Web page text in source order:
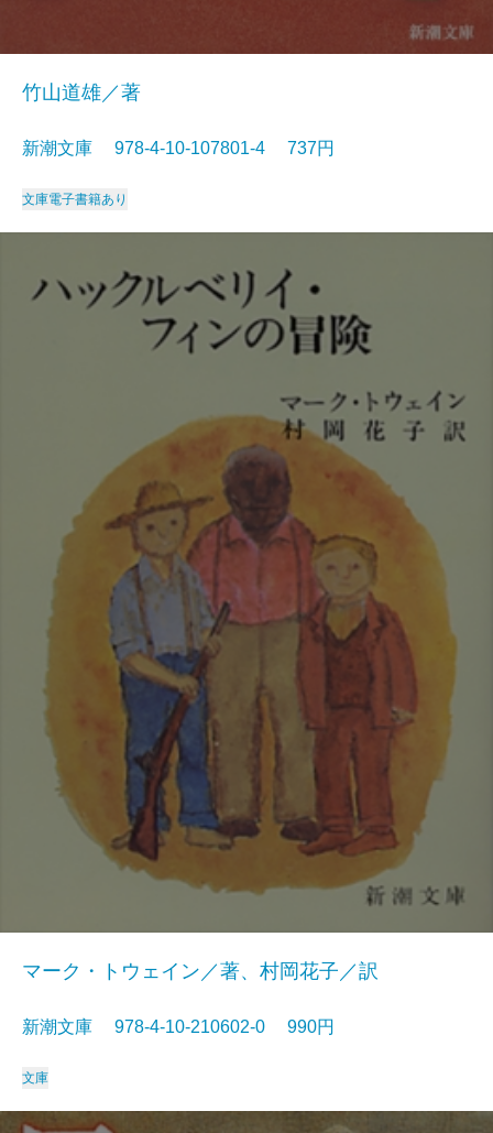
竹山道雄／著
新潮文庫 978-4-10-107801-4 737円
文庫電子書籍あり
マーク・トウェイン／著、村岡花子／訳
新潮文庫 978-4-10-210602-0 990円
文庫